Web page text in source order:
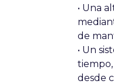
• Una
de
• Un
desde